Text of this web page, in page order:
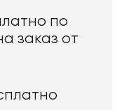
по
заказ от